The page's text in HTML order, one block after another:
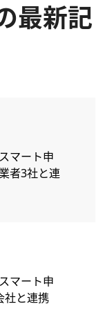
最新記
マート申
者3社と連
マート申
社と連携